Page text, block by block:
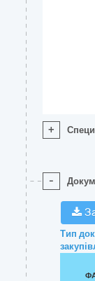
+
-
Тип